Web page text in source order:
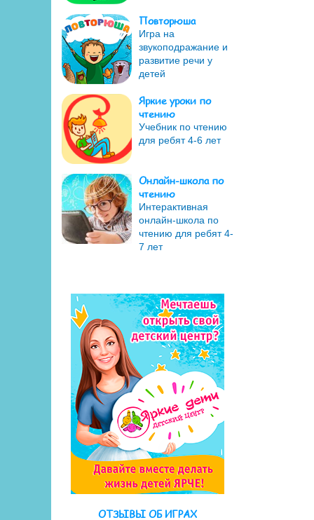
Повторюша
Игра на
звукоподражание и
развитие речи у
детей
Яркие уроки по
чтению
Учебник по чтению
для ребят 4-6 лет
Онлайн-школа по
чтению
Интерактивная
онлайн-школа по
чтению для ребят 4-
7 лет
ОТЗЫВЫ ОБ ИГРАХ